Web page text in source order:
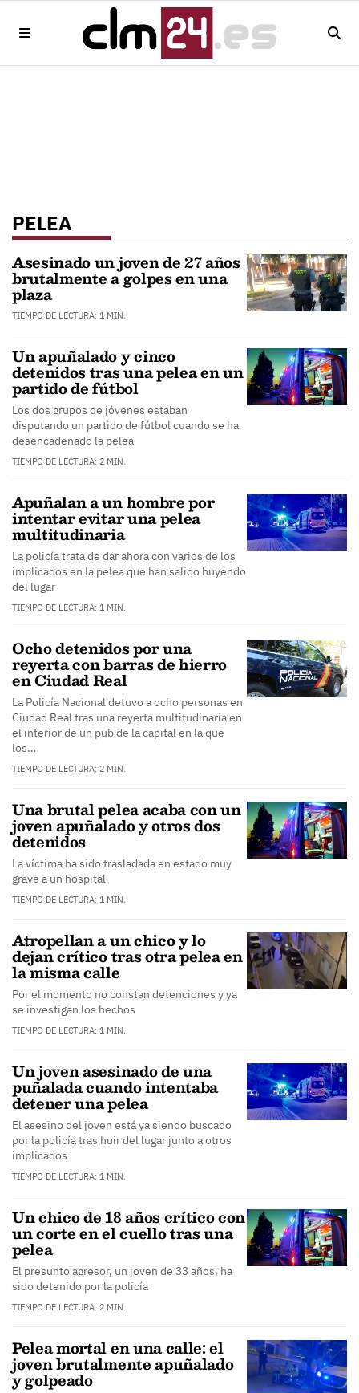
PELEA
Asesinado un joven de 27 años
brutalmente a golpes en una
plaza
TIEMPO DE LECTURA: 1 MIN.
Un apuñalado y cinco
detenidos tras una pelea en un
partido de fútbol
Los dos grupos de jóvenes estaban
disputando un partido de fútbol cuando se ha
desencadenado la pelea
TIEMPO DE LECTURA: 2 MIN.
Apuñalan a un hombre por
intentar evitar una pelea
multitudinaria
La policía trata de dar ahora con varios de los
implicados en la pelea que han salido huyendo
del lugar
TIEMPO DE LECTURA: 1 MIN.
Ocho detenidos por una
reyerta con barras de hierro
en Ciudad Real
La Policía Nacional detuvo a ocho personas en
Ciudad Real tras una reyerta multitudinaria en
el interior de un pub de la capital en la que
los…
TIEMPO DE LECTURA: 2 MIN.
Una brutal pelea acaba con un
joven apuñalado y otros dos
detenidos
La víctima ha sido trasladada en estado muy
grave a un hospital
TIEMPO DE LECTURA: 1 MIN.
Atropellan a un chico y lo
dejan crítico tras otra pelea en
la misma calle
Por el momento no constan detenciones y ya
se investigan los hechos
TIEMPO DE LECTURA: 1 MIN.
Un joven asesinado de una
puñalada cuando intentaba
detener una pelea
El asesino del joven está ya siendo buscado
por la policía tras huir del lugar junto a otros
implicados
TIEMPO DE LECTURA: 1 MIN.
Un chico de 18 años crítico con
un corte en el cuello tras una
pelea
El presunto agresor, un joven de 33 años, ha
sido detenido por la policía
TIEMPO DE LECTURA: 2 MIN.
Pelea mortal en una calle: el
joven brutalmente apuñalado
y golpeado